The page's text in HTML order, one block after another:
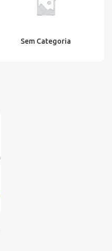
Sem Categoria